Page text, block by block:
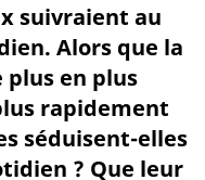
suivraient au
Alors que la
plus en plus
rapidement
séduisent-elles
? Que leur